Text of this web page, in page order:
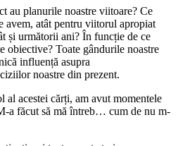
au planurile noastre viitoare? Ce
avem, atât pentru viitorul apropiat
și următorii ani? În funcție de ce
obiective? Toate gândurile noastre
influență asupra
noastre din prezent.
acestei cărți, am avut momentele
a făcut să mă întreb… cum de nu m-